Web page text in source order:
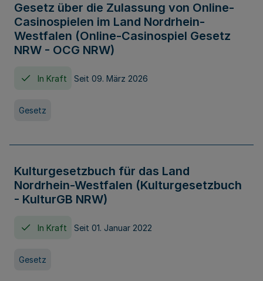
Gesetz über die Zulassung von Online-
Casinospielen im Land Nordrhein-
Westfalen (Online-Casinospiel Gesetz
NRW - OCG NRW)
In Kraft Seit 09. März 2026
Gesetz
Kulturgesetzbuch für das Land
Nordrhein-Westfalen (Kulturgesetzbuch
- KulturGB NRW)
In Kraft Seit 01. Januar 2022
Gesetz